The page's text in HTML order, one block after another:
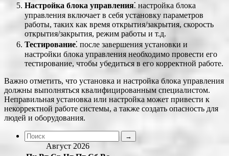
Настройка блока управления⁚ настройка блока
управления включает в себя установку параметров
работы, таких как время открытия/закрытия, скорость
открытия/закрытия, режим работы и т.д.
Тестирование⁚ после завершения установки и
настройки блока управления необходимо провести его
тестирование, чтобы убедиться в его корректной работе.
Важно отметить, что установка и настройка блока управления
должны выполняться квалифицированным специалистом.
Неправильная установка или настройка может привести к
некорректной работе системы, а также создать опасность для
людей и оборудования.
Август 2026